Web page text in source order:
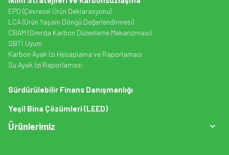
EPD (Çevresel Ürün Deklarasyonu)
LCA (Ürün Yaşam Döngü Değerlendirmesi)
CBAM (Sınırda Karbon Düzenleme Mekanizması)
SBTİ Uyum
Karbon Ayak İzi Hesaplama ve Raporlaması
Su Ayak İzi Raporlaması
Sürdürülebilir Finans Danışmanlığı
Yeşil Bina Çözümleri (LEED)
Ürünlerimiz